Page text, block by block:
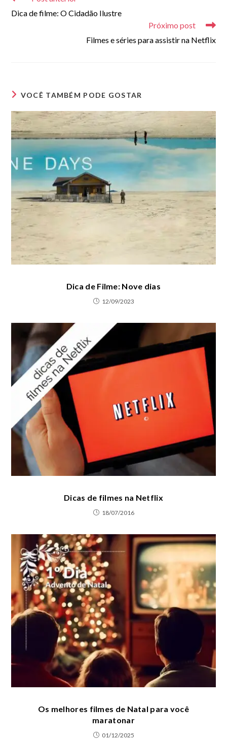
artigos
Dica de filme: O Cidadão Ilustre
Próximo post
Filmes e séries para assistir na Netflix
VOCÊ TAMBÉM PODE GOSTAR
Dica de Filme: Nove dias
12/09/2023
Dicas de filmes na Netflix
18/07/2016
Os melhores filmes de Natal para você
maratonar
01/12/2025